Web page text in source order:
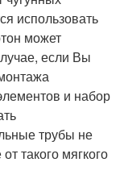
использовать
может
если Вы
и набор
трубы не
такого мягкого